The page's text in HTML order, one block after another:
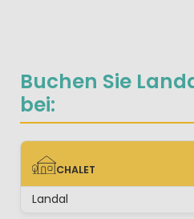
Buchen Sie
bei:
CHALET
CHALET
Landal